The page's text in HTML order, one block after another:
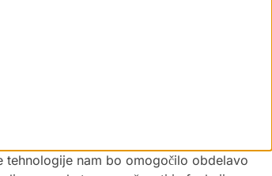
tehnologije nam bo omogočilo obdelavo